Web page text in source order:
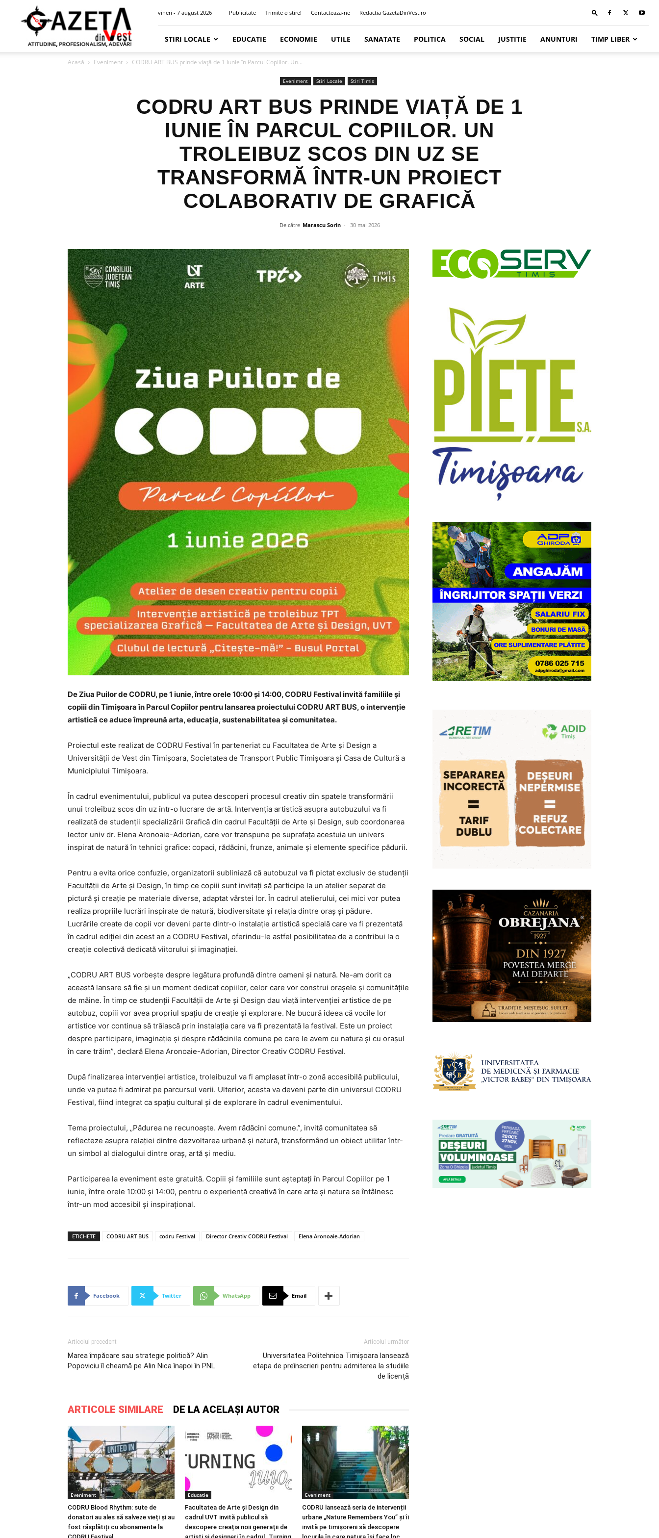
Gazeta
din
Vest
vineri - 7 august 2026 Publicitate Trimite o stire! Contacteaza-ne Redactia GazetaDinVest.ro
STIRI LOCALE EDUCATIE ECONOMIE UTILE SANATATE POLITICA SOCIAL JUSTITIE ANUNTURI TIMP LIBER
Acasă Eveniment CODRU ART BUS prinde viață de 1 Iunie în Parcul Copiilor. Un...
Eveniment Stiri Locale Stiri Timis
CODRU ART BUS PRINDE VIAȚĂ DE 1
IUNIE ÎN PARCUL COPIILOR. UN
TROLEIBUZ SCOS DIN UZ SE
TRANSFORMĂ ÎNTR-UN PROIECT
COLABORATIV DE GRAFICĂ
De către Marascu Sorin - 30 mai 2026
De Ziua Puilor de CODRU, pe 1 iunie, între orele 10:00 și 14:00, CODRU Festival invită familiile și
copiii din Timișoara în Parcul Copiilor pentru lansarea proiectului CODRU ART BUS, o intervenție
artistică ce aduce împreună arta, educația, sustenabilitatea și comunitatea.
Proiectul este realizat de CODRU Festival în parteneriat cu Facultatea de Arte și Design a
Universității de Vest din Timișoara, Societatea de Transport Public Timișoara și Casa de Cultură a
Municipiului Timișoara.
În cadrul evenimentului, publicul va putea descoperi procesul creativ din spatele transformării
unui troleibuz scos din uz într-o lucrare de artă. Intervenția artistică asupra autobuzului va fi
realizată de studenții specializării Grafică din cadrul Facultății de Arte și Design, sub coordonarea
lector univ dr. Elena Aronoaie-Adorian, care vor transpune pe suprafața acestuia un univers
inspirat de natură în tehnici grafice: copaci, rădăcini, frunze, animale și elemente specifice pădurii.
Pentru a evita orice confuzie, organizatorii subliniază că autobuzul va fi pictat exclusiv de studenții
Facultății de Arte și Design, în timp ce copiii sunt invitați să participe la un atelier separat de
pictură și creație pe materiale diverse, adaptat vârstei lor. În cadrul atelierului, cei mici vor putea
realiza propriile lucrări inspirate de natură, biodiversitate și relația dintre oraș și pădure.
Lucrările create de copii vor deveni parte dintr-o instalație artistică specială care va fi prezentată
în cadrul ediției din acest an a CODRU Festival, oferindu-le astfel posibilitatea de a contribui la o
creație colectivă dedicată viitorului și imaginației.
„CODRU ART BUS vorbește despre legătura profundă dintre oameni și natură. Ne-am dorit ca
această lansare să fie și un moment dedicat copiilor, celor care vor construi orașele și comunitățile
de mâine. În timp ce studenții Facultății de Arte și Design dau viață intervenției artistice de pe
autobuz, copiii vor avea propriul spațiu de creație și explorare. Ne bucură ideea că vocile lor
artistice vor continua să trăiască prin instalația care va fi prezentată la festival. Este un proiect
despre participare, imaginație și despre rădăcinile comune pe care le avem cu natura și cu orașul
în care trăim”, declară Elena Aronoaie-Adorian, Director Creativ CODRU Festival.
După finalizarea intervenției artistice, troleibuzul va fi amplasat într-o zonă accesibilă publicului,
unde va putea fi admirat pe parcursul verii. Ulterior, acesta va deveni parte din universul CODRU
Festival, fiind integrat ca spațiu cultural și de explorare în cadrul evenimentului.
Tema proiectului, „Pădurea ne recunoaște. Avem rădăcini comune.”, invită comunitatea să
reflecteze asupra relației dintre dezvoltarea urbană și natură, transformând un obiect utilitar într-
un simbol al dialogului dintre oraș, artă și mediu.
Participarea la eveniment este gratuită. Copiii și familiile sunt așteptați în Parcul Copiilor pe 1
iunie, între orele 10:00 și 14:00, pentru o experiență creativă în care arta și natura se întâlnesc
într-un mod accesibil și inspirațional.
ETICHETE CODRU ART BUS codru Festival Director Creativ CODRU Festival Elena Aronoaie-Adorian
Facebook Twitter WhatsApp Email
Articolul precedent
Marea împăcare sau strategie politică? Alin
Popoviciu îl cheamă pe Alin Nica înapoi în PNL
Articolul următor
Universitatea Politehnica Timișoara lansează
etapa de preînscrieri pentru admiterea la studiile
de licență
ARTICOLE SIMILARE DE LA ACELAȘI AUTOR
Eveniment
CODRU Blood Rhythm: sute de
donatori au ales să salveze vieți și au
fost răsplătiți cu abonamente la
Educatie
Facultatea de Arte și Design din
cadrul UVT invită publicul să
descopere creația noii generații de
Eveniment
CODRU lansează seria de intervenții
urbane „Nature Remembers You” și îi
invită pe timișoreni să descopere